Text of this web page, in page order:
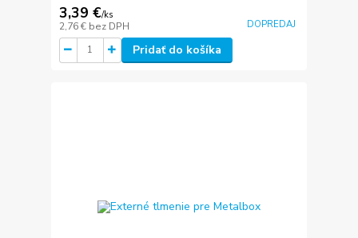
3,39 €/ks
2,76 € bez DPH DOPREDAJ
Pridať do košíka